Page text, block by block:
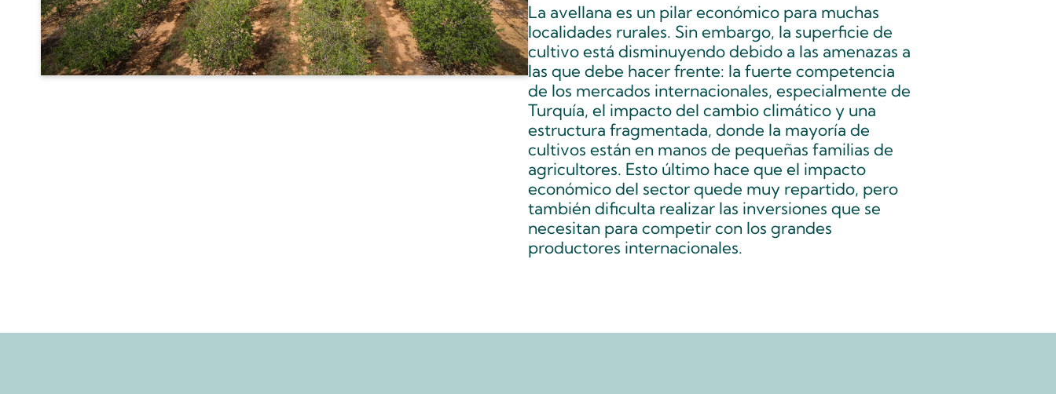
La avellana es un pilar económico para muchas
localidades rurales. Sin embargo, la superficie de
cultivo está disminuyendo debido a las amenazas a
las que debe hacer frente: la fuerte competencia
de los mercados internacionales, especialmente de
Turquía, el impacto del cambio climático y una
estructura fragmentada, donde la mayoría de
cultivos están en manos de pequeñas familias de
agricultores. Esto último hace que el impacto
económico del sector quede muy repartido, pero
también dificulta realizar las inversiones que se
necesitan para competir con los grandes
productores internacionales.